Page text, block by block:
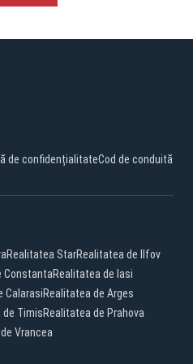
de confidențialitateCod de conduită
Realitatea StarRealitatea de Ilfov
ConstantaRealitatea de Iasi
CalarasiRealitatea de Arges
de TimisRealitatea de Prahova
Vrancea